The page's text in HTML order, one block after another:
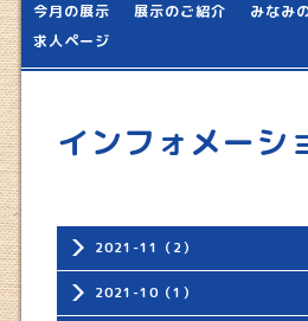
今月の展示
展示のご紹介 みなみ
求人ページ
2021-11（2）
2021-10（1）
インフォメーシ